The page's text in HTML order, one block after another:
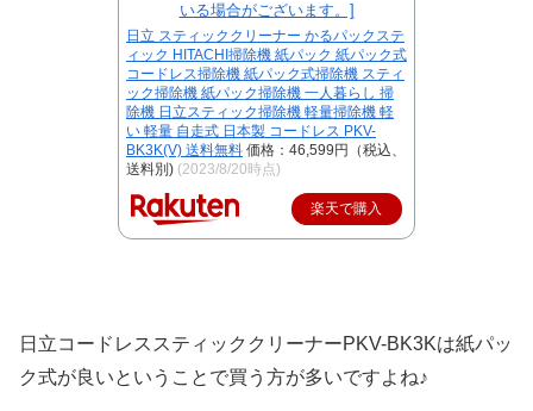
日立 スティッククリーナー かるパックステ
ィック HITACHI掃除機 紙パック 紙パック式
コードレス掃除機 紙パック式掃除機 スティ
ック掃除機 紙パック掃除機 一人暮らし 掃
除機 日立スティック掃除機 軽量掃除機 軽
い 軽量 自走式 日本製 コードレス PKV-
BK3K(V) 送料無料 価格：46,599円（税込、
送料別) (2023/8/20時点)
楽天で購入
日立コードレススティッククリーナーPKV-BK3Kは紙パッ
ク式が良いということで買う方が多いですよね♪